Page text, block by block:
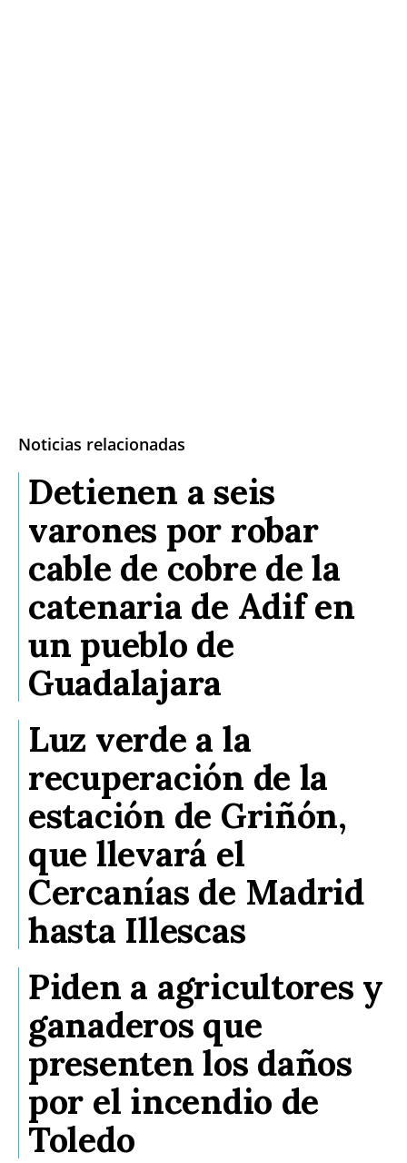
Noticias relacionadas
Detienen a seis
varones por robar
cable de cobre de la
catenaria de Adif en
un pueblo de
Guadalajara
Luz verde a la
recuperación de la
estación de Griñón,
que llevará el
Cercanías de Madrid
hasta Illescas
Piden a agricultores y
ganaderos que
presenten los daños
por el incendio de
Toledo